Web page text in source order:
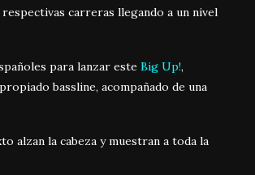
carreras llegando a un nivel
para lanzar este Big Up!,
bassline, acompañado de una
alzan la cabeza y muestran a toda la